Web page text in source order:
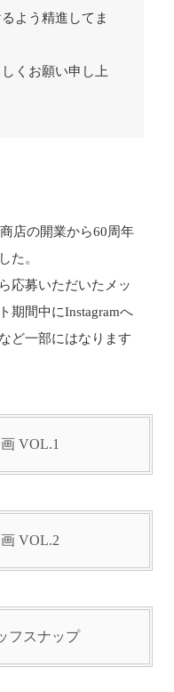
よう精進してま
くお願い申し上
店の開業から60周年
た。
応募いただいたメッ
期間中にInstagramへ
ど一部にはなります
VOL.1
VOL.2
フスナップ